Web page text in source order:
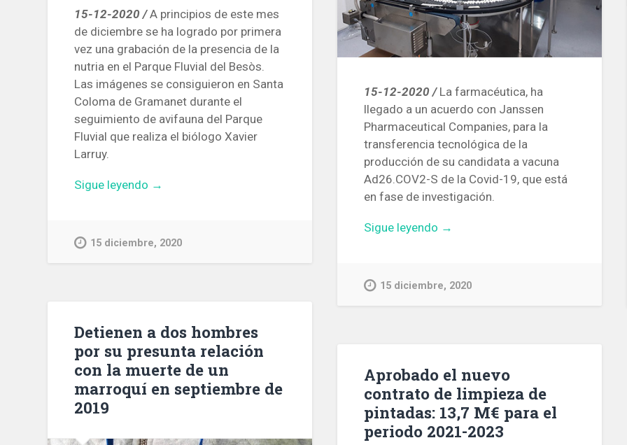
15-12-2020 /A principios de este mes
de diciembre se ha logrado por primera
vez una grabación de la presencia de la
nutria en el Parque Fluvial del Besòs.
Las imágenes se consiguieron en Santa
Coloma de Gramanet durante el
seguimiento de avifauna del Parque
Fluvial que realiza el biólogo Xavier
Larruy.
Sigue leyendo «Primera
una
Fluvial
del
Besòs»
→
15 diciembre, 2020
15-12-2020 /La farmacéutica, ha
llegado a un acuerdo con Janssen
Pharmaceutical Companies, para la
transferencia tecnológica de la
producción de su candidata a vacuna
Ad26.COV2-S de la Covid-19, que está
en fase de investigación.
Sigue leyendo «La
Reig
fabricar
una
vacuna
contra
Covid-
→
15 diciembre, 2020
Detienen a dos hombres
por su presunta relación
con la muerte de un
marroquí en septiembre de
2019
Aprobado el nuevo
contrato de limpieza de
pintadas: 13,7 M€ para el
periodo 2021-2023